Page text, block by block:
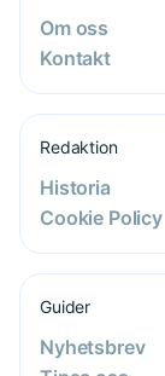
Om oss
Kontakt
Redaktion
Historia
Cookie Policy
Guider
Nyhetsbrev